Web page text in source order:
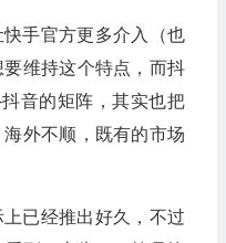
手官方更多介入（也
维持这个特点，而抖
音的矩阵，其实也把
外不顺，既有的市场
已经推出好久，不过